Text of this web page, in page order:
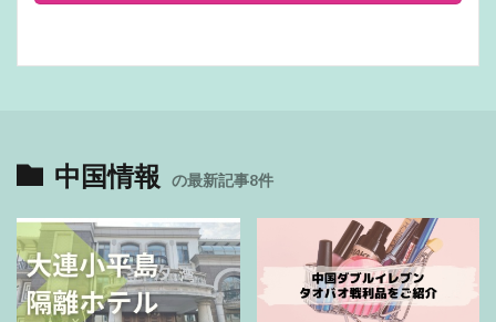
中国情報 の最新記事8件